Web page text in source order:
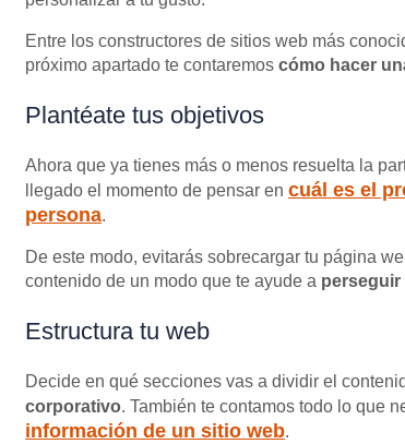
Entre los constructores de sitios web más
próximo apartado te contaremos cómo hacer
Plantéate tus objetivos
Ahora que ya tienes más o menos resuelta la
llegado el momento de pensar en cuál es el
persona.
De este modo, evitarás sobrecargar tu página
contenido de un modo que te ayude a perseguir
Estructura tu web
Decide en qué secciones vas a dividir el
corporativo. También te contamos todo lo que
información de un sitio web.